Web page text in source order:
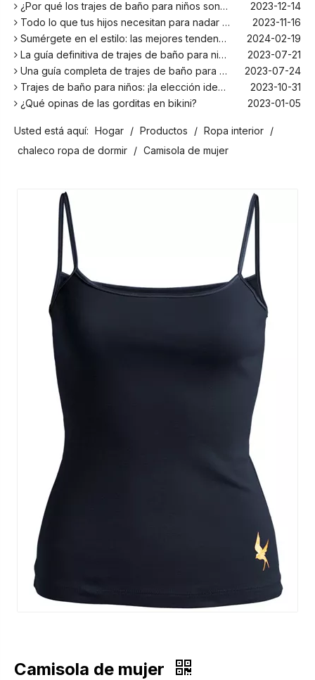
¿Por qué los trajes de baño para niños son más cómodos con elastano?
2023-12-14
Todo lo que tus hijos necesitan para nadar este verano
2023-11-16
Sumérgete en el estilo: las mejores tendencias en trajes de baño para niños de la temporada
2024-02-19
La guía definitiva de trajes de baño para niños: comodidad, diseño y seguridad
2023-07-21
Una guía completa de trajes de baño para niños: comodidad, estilo y seguridad para divertirse bajo el sol
2023-07-24
Trajes de baño para niños: ¡la elección ideal para tus hijos!
2023-10-31
¿Qué opinas de las gorditas en bikini?
2023-01-05
¡El principal fabricante de trajes de baño en Bali!
2024-02-22
¡Date un chapuzón con los trajes de baño para niños más populares de la temporada!
¿Por qué los trajes de baño para niños son más cómodos con elastano?
2023-12-14
Todo lo que tus hijos necesitan para nadar este verano
2023-11-16
Sumérgete en el estilo: las mejores tendencias en trajes de baño para niños de la temporada
2024-02-19
La guía definitiva de trajes de baño para niños: comodidad, diseño y seguridad
2023-07-21
Una guía completa de trajes de baño para niños: comodidad, estilo y seguridad para divertirse bajo el sol
Usted está aquí: Hogar / Productos / Ropa interior /
chaleco ropa de dormir / Camisola de mujer
Camisola de mujer